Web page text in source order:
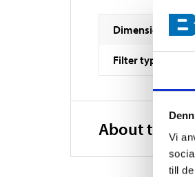
Vi
till
Dimensions
Filter type
About the